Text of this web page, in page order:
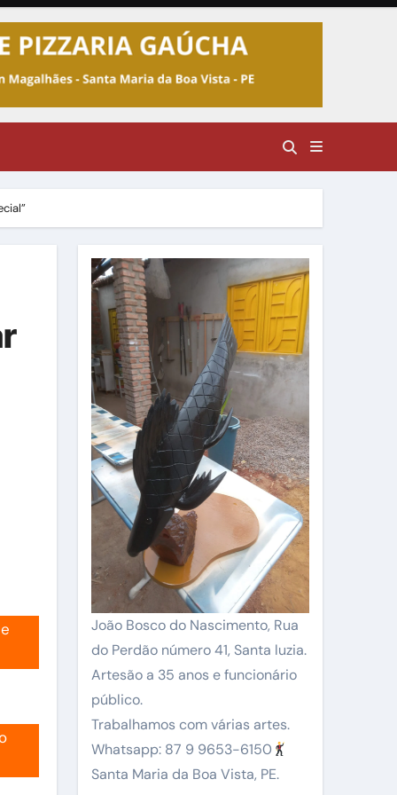
João Bosco do Nascimento, Rua
do Perdão número 41, Santa luzia.
Artesão a 35 anos e funcionário
público.
Trabalhamos com várias artes.
Whatsapp: 87 9 9653-6150
Santa Maria da Boa Vista, PE.